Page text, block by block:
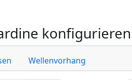
konfigurieren
Wellenvorhang